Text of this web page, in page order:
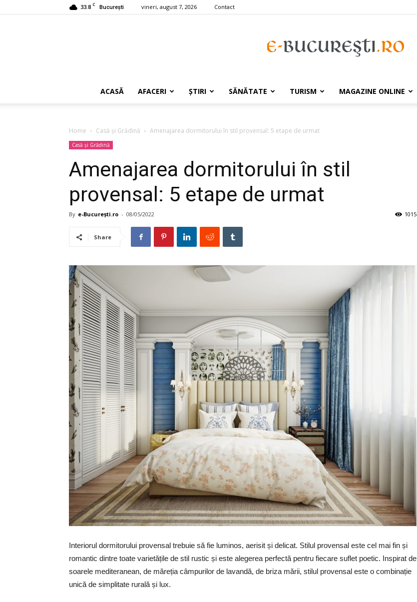
33.8 C București vineri, august 7, 2026 Contact
e-
ACASĂ AFACERI ȘTIRI SĂNĂTATE TURISM MAGAZINE ONLINE
Home Casă și Grădină Amenajarea dormitorului în stil provensal: 5 etape de urmat
Casă și Grădină
Amenajarea dormitorului în stil
provensal: 5 etape de urmat
By e-București.ro - 08/05/2022 1015
Share
Interiorul dormitorului provensal trebuie să fie luminos, aerisit și delicat. Stilul provensal este cel mai fin și
romantic dintre toate varietățile de stil rustic și este alegerea perfectă pentru fiecare suflet poetic. Inspirat de
soarele mediteranean, de măreția câmpurilor de lavandă, de briza mării, stilul provensal este o combinație
unică de simplitate rurală și lux.